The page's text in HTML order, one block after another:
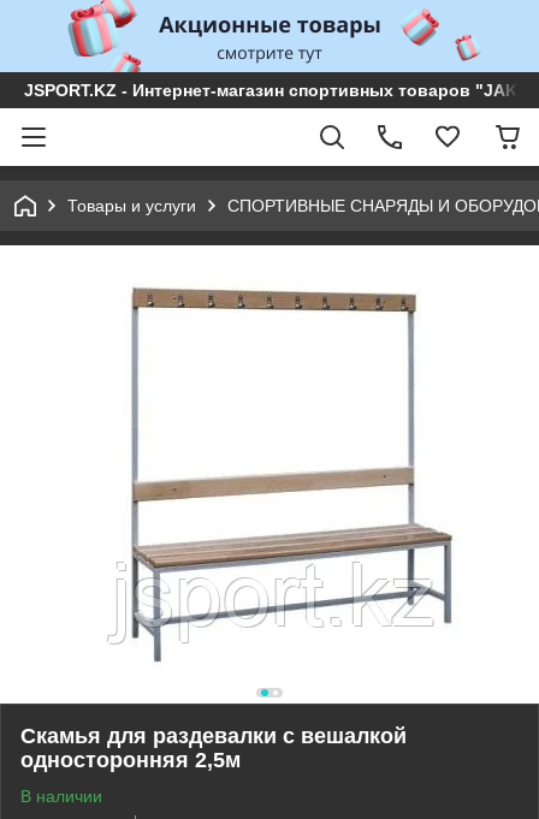
JSPORT.KZ - Интернет-магазин спортивных товаров
Товары и услуги СПОРТИВНЫЕ СНАРЯДЫ И
Скамья для раздевалки с вешалкой
односторонняя 2,5м
В наличии